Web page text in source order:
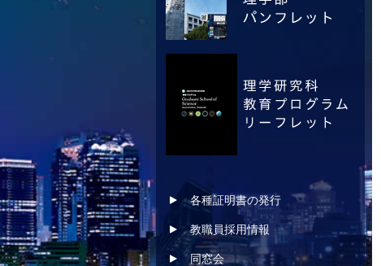
各種証明書の発行
教職員採用情報
同窓会